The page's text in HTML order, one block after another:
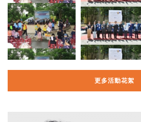
更多活動花絮